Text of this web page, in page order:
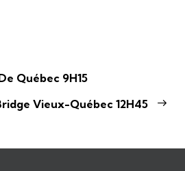
Québec 9H15
Vieux-Québec 12H45